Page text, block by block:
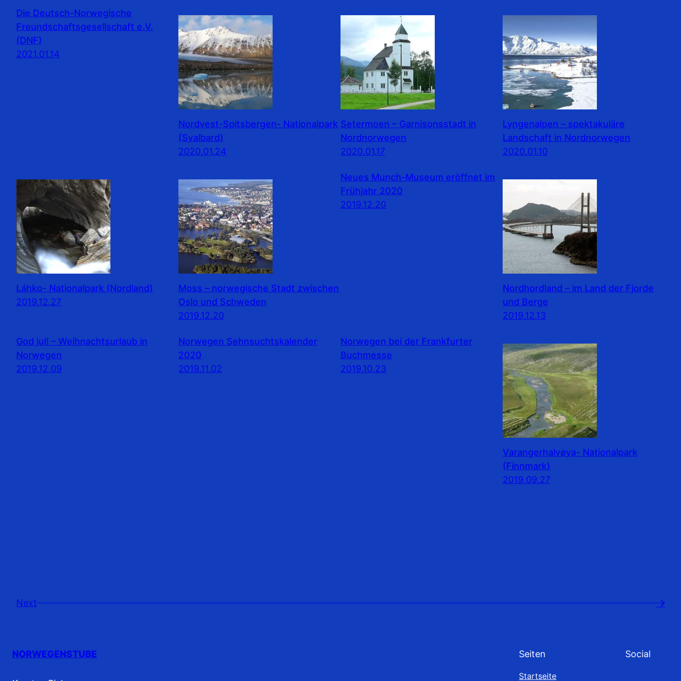
Die Deutsch-Norwegische
Freundschaftsgesellschaft e.V.
(DNF)
2021.01.14
Nordvest-Spitsbergen- Nationalpark
(Svalbard)
2020.01.24
Setermoen – Garnisonsstadt in
Nordnorwegen
2020.01.17
Lyngenalpen – spektakuläre
Landschaft in Nordnorwegen
2020.01.10
Láhko- Nationalpark (Nordland)
2019.12.27
Moss – norwegische Stadt zwischen
Oslo und Schweden
2019.12.20
Neues Munch-Museum eröffnet im
Frühjahr 2020
2019.12.20
Nordhordland – im Land der Fjorde
und Berge
2019.12.13
God jul! – Weihnachtsurlaub in
Norwegen
2019.12.09
Norwegen Sehnsuchtskalender
2020
2019.11.02
Norwegen bei der Frankfurter
Buchmesse
2019.10.23
Varangerhalvøya- Nationalpark
(Finnmark)
2019.09.27
Next →
NORWEGENSTUBE Seiten
Startseite
Social